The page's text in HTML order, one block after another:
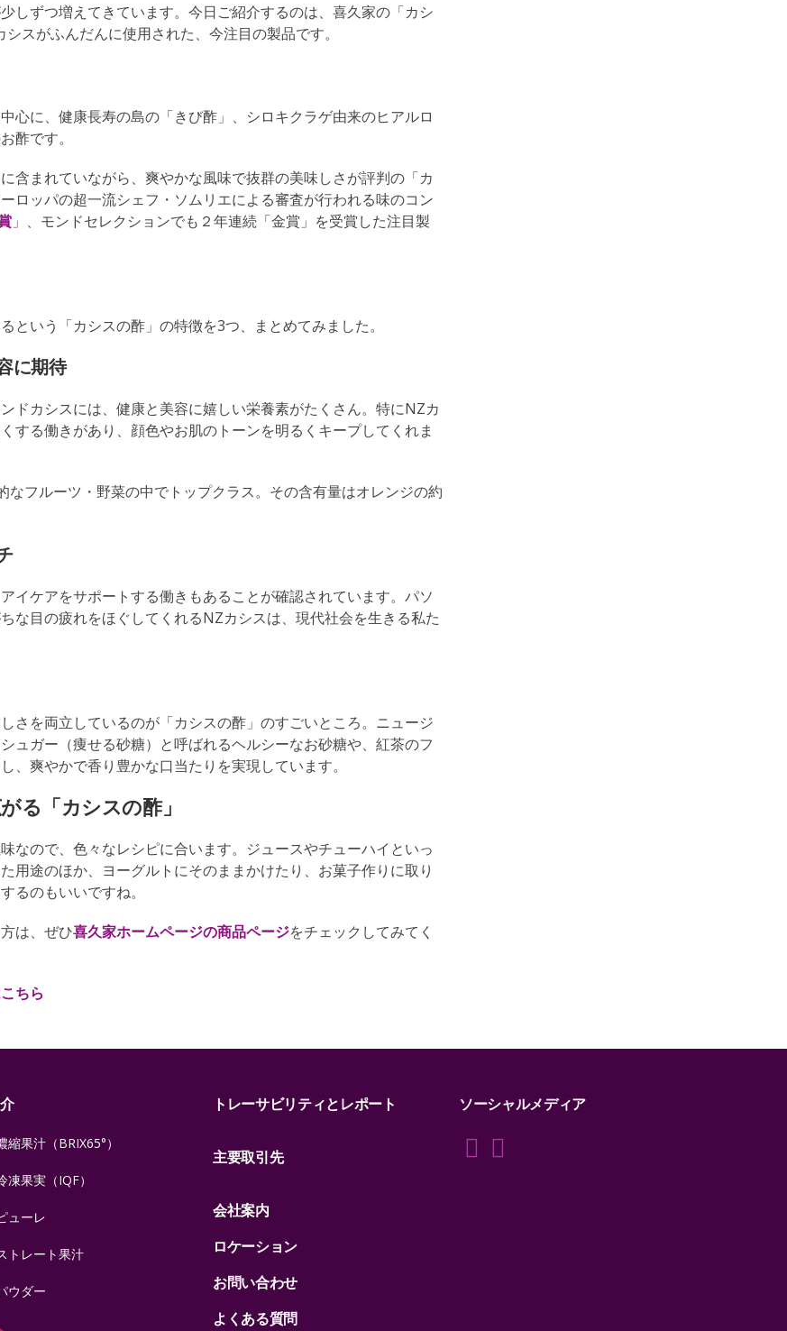
しずつ増えてきています。今日ご紹介するのは、喜久家の「カシ
スがふんだんに使用された、今注目の製品です。
心に、健康長寿の島の「きび酢」、シロキクラゲ由来のヒアルロ
酢です。
含まれていながら、爽やかな風味で抜群の美味しさが評判の「カ
ロッパの超一流シェフ・ソムリエによる審査が行われる味のコン
」、モンドセレクションでも２年連続「金賞」を受賞した注目製
いう「カシスの酢」の特徴を3つ、まとめてみました。
に期待
ドカシスには、健康と美容に嬉しい栄養素がたくさん。特にNZカ
する働きがあり、顔色やお肌のトーンを明るくキープしてくれま
フルーツ・野菜の中でトップクラス。その含有量はオレンジの約
イケアをサポートする働きもあることが確認されています。パソ
な目の疲れをほぐしてくれるNZカシスは、現代社会を生きる私た
さを両立しているのが「カシスの酢」のすごいところ。ニュージ
ュガー（痩せる砂糖）と呼ばれるヘルシーなお砂糖や、紅茶のフ
爽やかで香り豊かな口当たりを実現しています。
る「カシスの酢」
なので、色々なレシピに合います。ジュースやチューハイといっ
用途のほか、ヨーグルトにそのままかけたり、お菓子作りに取り
るのもいいですね。
は、ぜひ喜久家ホームページの商品ページをチェックしてみてく
ちら
縮果汁（BRIX65°）
凍果実（IQF）
ューレ
トレート果汁
ウダー
トレーサビリティとレポート
主要取引先
会社案内
ロケーション
お問い合わせ
よくある質問
ソーシャルメディア